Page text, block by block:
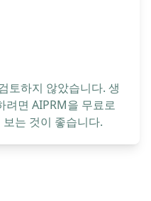
토하지 않았습니다. 생
려면 AIPRM을 무료로
는 것이 좋습니다.